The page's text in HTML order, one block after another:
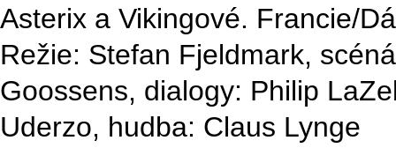
Asterix a Vikingové. Francie/
Režie: Stefan Fjeldmark,
Goossens, dialogy: Philip
Uderzo, hudba: Claus Lynge